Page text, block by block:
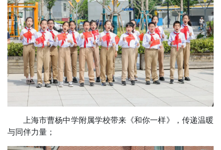
上海市曹杨中学附属学校带来《和你一样》，传递温暖
与同伴力量；